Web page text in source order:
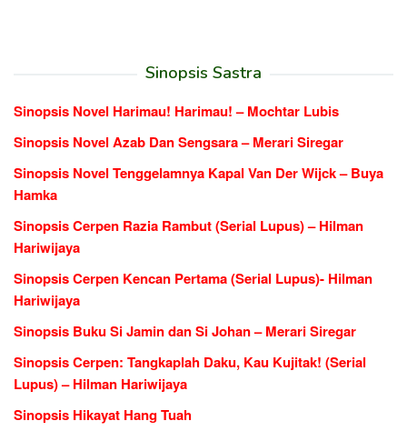
Sinopsis Sastra
Sinopsis Novel Harimau! Harimau! – Mochtar Lubis
Sinopsis Novel Azab Dan Sengsara – Merari Siregar
Sinopsis Novel Tenggelamnya Kapal Van Der Wijck – Buya
Hamka
Sinopsis Cerpen Razia Rambut (Serial Lupus) – Hilman
Hariwijaya
Sinopsis Cerpen Kencan Pertama (Serial Lupus)- Hilman
Hariwijaya
Sinopsis Buku Si Jamin dan Si Johan – Merari Siregar
Sinopsis Cerpen: Tangkaplah Daku, Kau Kujitak! (Serial
Lupus) – Hilman Hariwijaya
Sinopsis Hikayat Hang Tuah